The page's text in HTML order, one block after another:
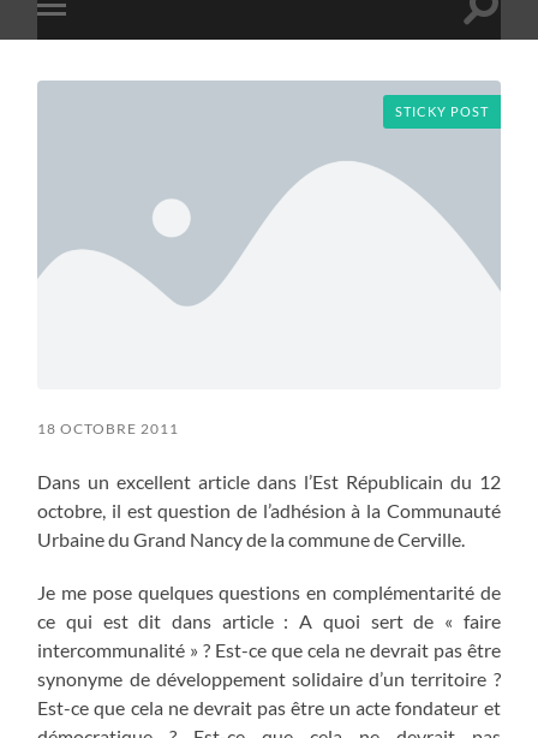
Toggle
mobile
Toggle
STICKY POST
18 OCTOBRE 2011
Dans un excellent article dans l’Est Républicain du 12
octobre, il est question de l’adhésion à la Communauté
Urbaine du Grand Nancy de la commune de Cerville.
Je me pose quelques questions en complémentarité de
ce qui est dit dans article : A quoi sert de « faire
intercommunalité » ? Est-ce que cela ne devrait pas être
synonyme de développement solidaire d’un territoire ?
Est-ce que cela ne devrait pas être un acte fondateur et